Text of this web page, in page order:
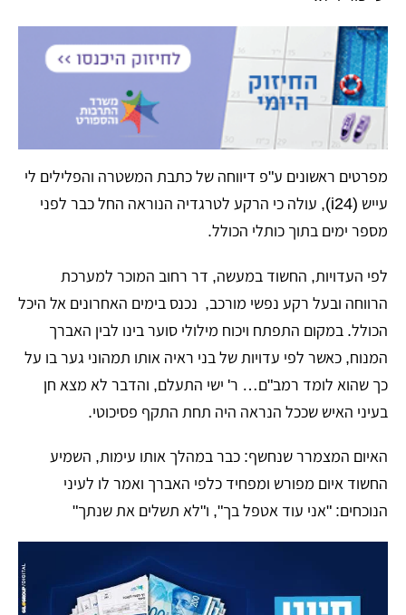
​מפרטים ראשונים ע"פ דיווחה של כתבת המשטרה והפלילים לי
עייש (i24), עולה כי הרקע לטרגדיה הנוראה החל כבר לפני
מספר ימים בתוך כותלי הכולל.
​לפי העדויות, החשוד במעשה, דר רחוב המוכר למערכת
הרווחה ובעל רקע נפשי מורכב, נכנס בימים האחרונים אל היכל
הכולל. במקום התפתח ויכוח מילולי סוער בינו לבין האברך
המנוח, כאשר לפי עדויות של בני ראיה אותו תמהוני גער בו על
כך שהוא לומד רמב"ם… ר' ישי התעלם, והדבר לא מצא חן
בעיני האיש שככל הנראה היה תחת התקף פסיכוטי.
​האיום המצמרר שנחשף: כבר במהלך אותו עימות, השמיע
החשוד איום מפורש ומפחיד כלפי האברך ואמר לו לעיני
הנוכחים: "אני עוד אטפל בך", ו"לא תשלים את שנתך"